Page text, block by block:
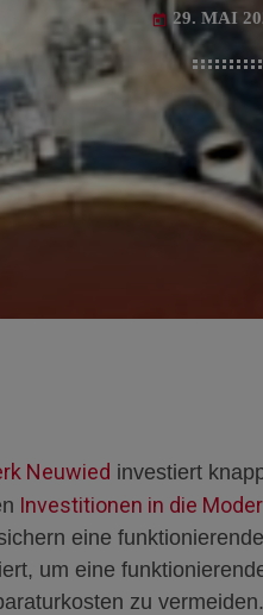
today 29. MAI
Neuwied investiert
n Investitionen in die
eine
um eine
zu